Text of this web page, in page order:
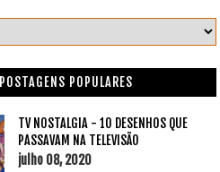
POSTAGENS POPULARES
TV NOSTALGIA - 10 DESENHOS QUE
PASSAVAM NA TELEVISÃO
julho 08, 2020